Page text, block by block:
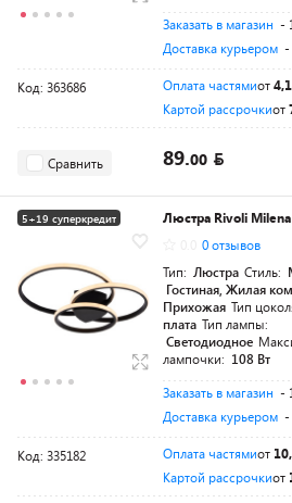
Заказать в магазин -
Доставка курьером -
Код: 363686 Оплата частямиот
Картой рассрочкиот
Сравнить 89.00
5+19 суперкредит
Люстра Rivoli
0 отзывов
Тип: Люстра Стиль:
Гостиная, Жилая
Прихожая Тип
плата Тип лампы:
Светодиодное
лампочки: 108 Вт
Заказать в магазин -
Доставка курьером -
Код: 335182 Оплата частямиот
Картой рассрочкиот